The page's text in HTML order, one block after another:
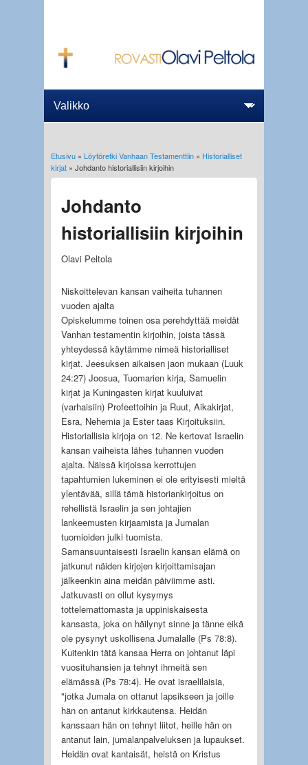
Olet täällä
Etusivu» Löytöretki Vanhaan Testamenttiin» Historialliset
kirjat» Johdanto historiallisiin kirjoihin
Johdanto
historiallisiin kirjoihin
Olavi Peltola
Niskoittelevan kansan vaiheita tuhannen
vuoden ajalta
Opiskelumme toinen osa perehdyttää meidät
Vanhan testamentin kirjoihin, joista tässä
yhteydessä käytämme nimeä historialliset
kirjat. Jeesuksen aikaisen jaon mukaan (Luuk
24:27) Joosua, Tuomarien kirja, Samuelin
kirjat ja Kuningasten kirjat kuuluivat
(varhaisiin) Profeettoihin ja Ruut, Aikakirjat,
Esra, Nehemia ja Ester taas Kirjoituksiin.
Historiallisia kirjoja on 12. Ne kertovat Israelin
kansan vaiheista lähes tuhannen vuoden
ajalta. Näissä kirjoissa kerrottujen
tapahtumien lukeminen ei ole erityisesti mieltä
ylentävää, sillä tämä historiankirjoitus on
rehellistä Israelin ja sen johtajien
lankeemusten kirjaamista ja Jumalan
tuomioiden julki tuomista.
Samansuuntaisesti Israelin kansan elämä on
jatkunut näiden kirjojen kirjoittamisajan
jälkeenkin aina meidän päiviimme asti.
Jatkuvasti on ollut kysymys
tottelemattomasta ja uppiniskaisesta
kansasta, joka on häilynyt sinne ja tänne eikä
ole pysynyt uskollisena Jumalalle (Ps 78:8).
Kuitenkin tätä kansaa Herra on johtanut läpi
vuosituhansien ja tehnyt ihmeitä sen
elämässä (Ps 78:4). He ovat israelilaisia,
"jotka Jumala on ottanut lapsikseen ja joille
hän on antanut kirkkautensa. Heidän
kanssaan hän on tehnyt liitot, heille hän on
antanut lain, jumalanpalveluksen ja lupaukset.
Heidän ovat kantaisät, heistä on Kristus